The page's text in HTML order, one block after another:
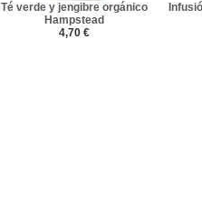
Té verde y jengibre orgánico
Hampstead
4,70 €